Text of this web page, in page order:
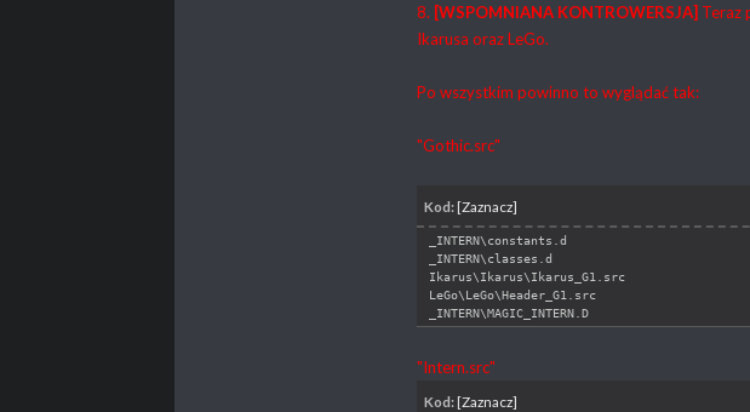
8. [WSPOMNIANA KONTROWERSJA] Teraz
Ikarusa oraz LeGo.
Po wszystkim powinno to wyglądać tak:
"Gothic.src"
Kod: [Zaznacz]
_INTERN\constants.d
_INTERN\classes.d
Ikarus\Ikarus\Ikarus_G1.src
LeGo\LeGo\Header_G1.src
_INTERN\MAGIC_INTERN.D
"Intern.src"
Kod: [Zaznacz]